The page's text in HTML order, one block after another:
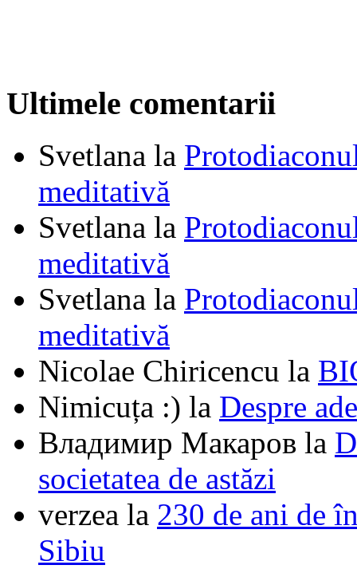
Ultimele comentarii
Svetlana la
meditativă
Svetlana la
meditativă
Svetlana la
meditativă
Nicolae Chiricencu la
Nimicuța :) la Despre
Владимир Макаров la
societatea de astăzi
verzea la 230 de ani de
Sibiu